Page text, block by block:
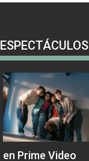
ESPECTÁCULOS
en Prime Video